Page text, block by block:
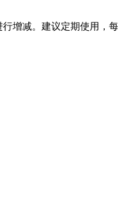
增减。建议定期使用，每